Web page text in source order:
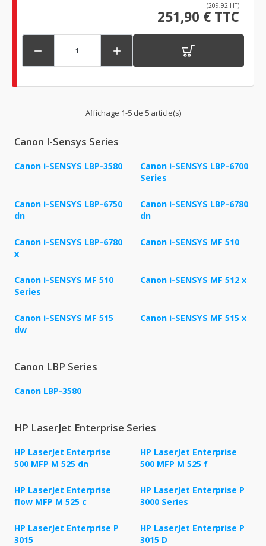
(209,92 HT)
251,90 € TTC
 
Affichage 1-5 de 5 article(s)
Canon I-Sensys Series
Canon i-SENSYS LBP-3580
Canon i-SENSYS LBP-6700
Series
Canon i-SENSYS LBP-6750
dn
Canon i-SENSYS LBP-6780
dn
Canon i-SENSYS LBP-6780
x
Canon i-SENSYS MF 510
Canon i-SENSYS MF 510
Series
Canon i-SENSYS MF 512 x
Canon i-SENSYS MF 515
dw
Canon i-SENSYS MF 515 x
Canon LBP Series
Canon LBP-3580
HP LaserJet Enterprise Series
HP LaserJet Enterprise
500 MFP M 525 dn
HP LaserJet Enterprise
500 MFP M 525 f
HP LaserJet Enterprise
flow MFP M 525 c
HP LaserJet Enterprise P
3000 Series
HP LaserJet Enterprise P
3015
HP LaserJet Enterprise P
3015 D